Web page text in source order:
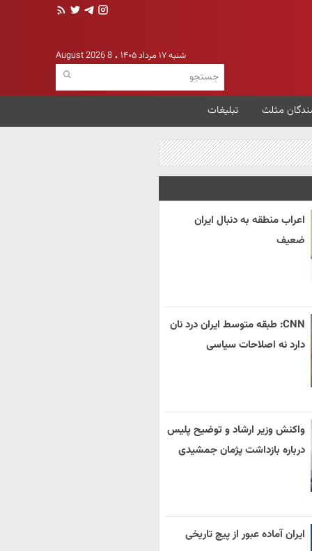
شنبه ۱۷ مرداد ۱۴۰۵ 8 August 2026
مثلث تبلیغات
اعراب منطقه به دنبال ایران
ضعیف
CNN: طبقه متوسط ایران درد نان
دارد نه اصلاحات سیاسی
واکنش وزیر ارشاد و توضیح پلیس
درباره بازداشت پژمان جمشیدی
ایران آماده عبور از پیچ تاریخی